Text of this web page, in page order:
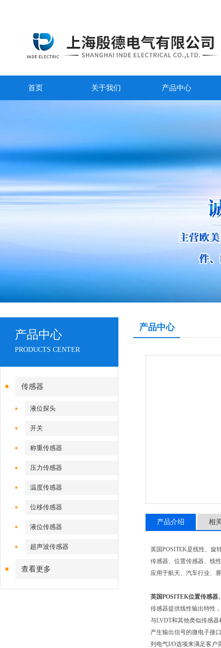
首页 关于我们 产品中心
产品中心
PRODUCTS CENTER
传感器
液位探头
开关
称重传感器
压力传感器
温度传感器
位移传感器
液位传感器
超声波传感器
查看更多
产品中心
产品介绍 相
英国POSITEK是线性、旋
传感器、位置传感器、线
应用于航天、汽车行业、
英国POSITEK位置传感器
传感器提供线性输出特性
与LVDT和其他类似传感
产生输出信号的微电子接
列电气I/O选项来满足客户